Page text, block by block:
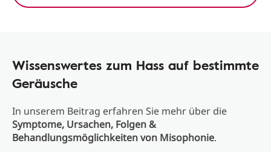
Wissenswertes zum Hass auf bestimmte
Geräusche
In unserem Beitrag erfahren Sie mehr über die
Symptome, Ursachen, Folgen &
Behandlungsmöglichkeiten von Misophonie.